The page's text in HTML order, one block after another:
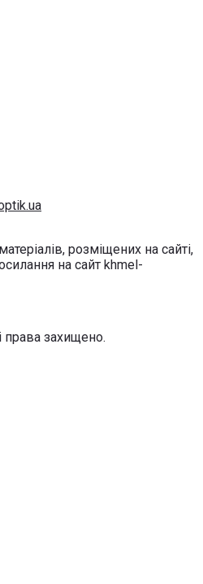
розміщених на сайті,
на сайт khmel-
права захищено.